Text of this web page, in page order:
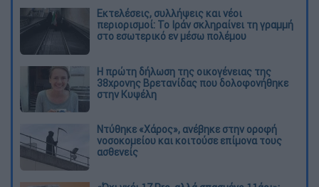
Εκτελέσεις, συλλήψεις και νέοι
περιορισμοί: Το Ιράν σκληραίνει τη γραμμή
στο εσωτερικό εν μέσω πολέμου
Η πρώτη δήλωση της οικογένειας της
38χρονης Βρετανίδας που δολοφονήθηκε
στην Κυψέλη
Ντύθηκε «Χάρος», ανέβηκε στην οροφή
νοσοκομείου και κοιτούσε επίμονα τους
ασθενείς